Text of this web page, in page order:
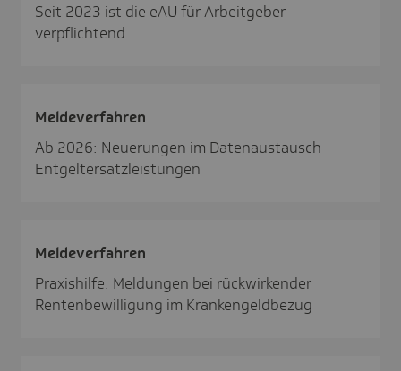
Seit 2023 ist die eAU für Arbeitgeber
verpflichtend
Melde­ver­fahren
Ab 2026: Neuerungen im Datenaustausch
Entgeltersatzleistungen
Melde­ver­fahren
Praxishilfe: Meldungen bei rückwirkender
Rentenbewilligung im Krankengeldbezug